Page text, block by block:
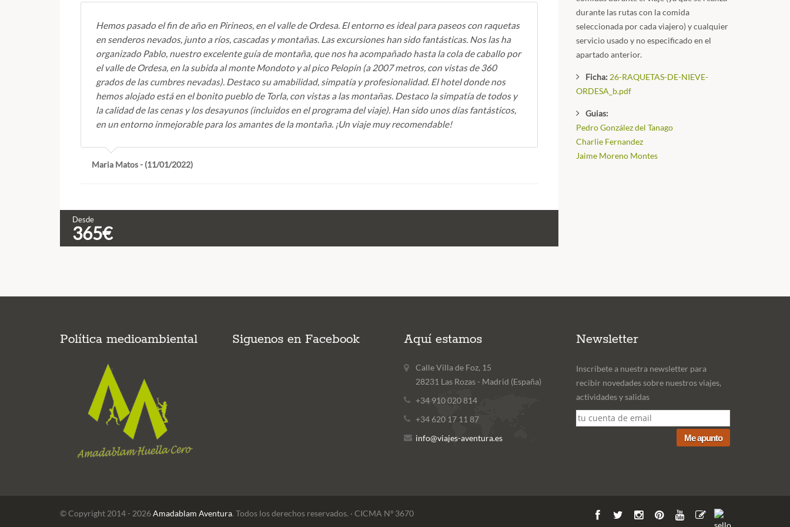
Hemos pasado el fin de año en Pirineos, en el valle de Ordesa. El entorno es ideal para paseos con raquetas
en senderos nevados, junto a ríos, cascadas y montañas. Las excursiones han sido fantásticas. Nos las ha
organizado Pablo, nuestro excelente guía de montaña, que nos ha acompañado hasta la cola de caballo por
el valle de Ordesa, en la subida al monte Mondoto y al pico Pelopín (a 2007 metros, con vistas de 360
grados de las cumbres nevadas). Destaco su amabilidad, simpatía y profesionalidad. El hotel donde nos
hemos alojado está en el bonito pueblo de Torla, con vistas a las montañas. Destaco la simpatía de todos y
la calidad de las cenas y los desayunos (incluidos en el programa del viaje). Han sido unos días fantásticos,
en un entorno inmejorable para los amantes de la montaña. ¡Un viaje muy recomendable!
Maria Matos - (11/01/2022)
Desde
365€
durante las rutas con la comida
seleccionada por cada viajero) y cualquier
servicio usado y no especificado en el
apartado anterior.
Ficha: 26-RAQUETAS-DE-NIEVE-
ORDESA_b.pdf
Guias:
Pedro González del Tanago
Charlie Fernandez
Jaime Moreno Montes
Política medioambiental Siguenos en Facebook Aquí estamos
Calle Villa de Foz, 15
28231 Las Rozas - Madrid (España)
+34 910 020 814
+34 620 17 11 87
info@viajes-aventura.es
Newsletter
Inscríbete a nuestra newsletter para
recibir novedades sobre nuestros viajes,
actividades y salidas
© Copyright 2014 - 2026Amadablam Aventura. Todos los derechos reservados. · CICMA Nº 3670